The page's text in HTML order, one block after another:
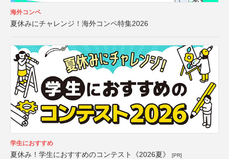
海外コンペ
夏休みにチャレンジ！海外コンペ特集2026
学生におすすめ
夏休み！学生におすすめのコンテスト《2026夏》 [PR]